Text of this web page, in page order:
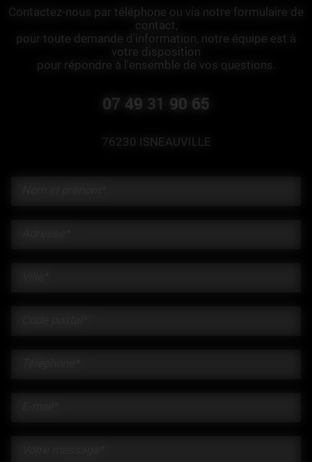
Contactez-nous par téléphone ou via notre formulaire de
contact,
pour toute demande d'information, notre équipe est à
votre disposition
pour répondre à l'ensemble de vos questions.
07 49 31 90 65
76230 ISNEAUVILLE